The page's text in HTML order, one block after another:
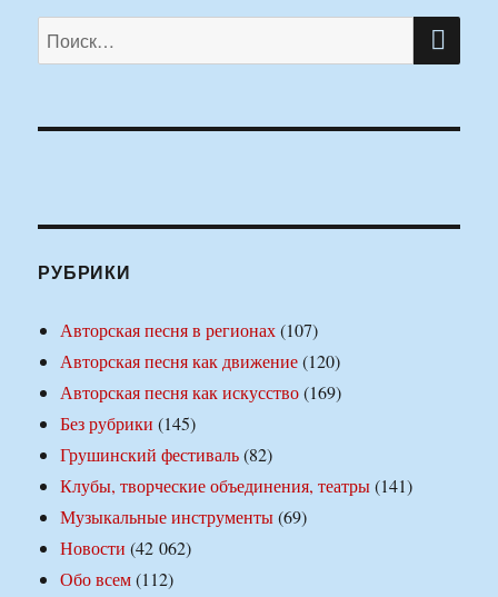
Искать:
РУБРИКИ
Авторская песня в регионах(107)
Авторская песня как движение(120)
Авторская песня как искусство(169)
Без рубрики (145)
Грушинский фестиваль(82)
Клубы, творческие объединения, театры(141)
Музыкальные инструменты(69)
Новости (42 062)
Обо всем(112)